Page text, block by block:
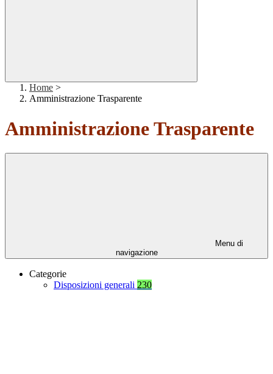
Home >
Amministrazione Trasparente
Amministrazione Trasparente
Menu di
navigazione
Categorie
Disposizioni generali 230